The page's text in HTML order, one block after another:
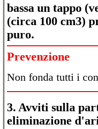
bassa un tappo
(circa 100 cm3)
puro.
Prevenzione
Non fonda tutti i
3. Avviti sulla
eliminazione